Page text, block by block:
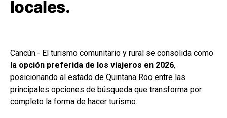
locales.
Cancún.- El turismo comunitario y rural se consolida como
la opción preferida de los viajeros en 2026,
posicionando al estado de Quintana Roo entre las
principales opciones de búsqueda que transforma por
completo la forma de hacer turismo.